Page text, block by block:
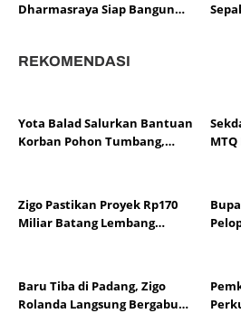
Dharmasraya Siap Bangun
REKOMENDASI
Yota Balad Salurkan Bantuan
Korban Pohon Tumbang,
Zigo Pastikan Proyek Rp170
Miliar Batang Lembang
Baru Tiba di Padang, Zigo
Rolanda Langsung Bergabung